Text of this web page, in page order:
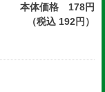
本体価格 178円
（税込 192円）